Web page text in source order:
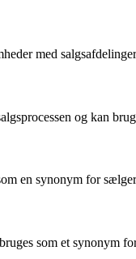
med
og kan
en synonym for
som et synonym